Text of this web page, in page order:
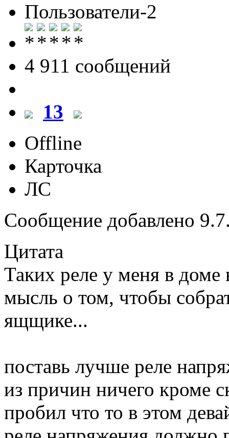
Пользователи-2
4 911 cообщений
13
Offline
Карточка
ЛС
Сообщение добавлено
Цитата
Таких реле у меня в
мысль о том, чтобы
ящщике...
поставь лучше реле
из причин ничего кроме
пробил что то в этом